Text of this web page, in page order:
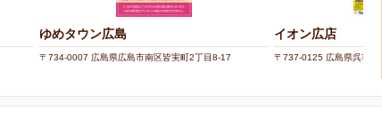
ゆめタウン広島
〒734-0007 広島県広島市南区皆実町2丁目8-17
イオン広店
〒737-0125 広島県呉市広